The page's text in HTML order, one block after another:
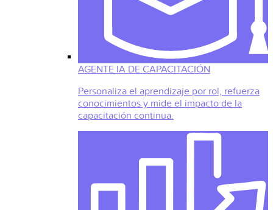
AGENTE IA DE CAPACITACIÓN
Personaliza el aprendizaje por rol, refuerza
conocimientos y mide el impacto de la
capacitación continua.